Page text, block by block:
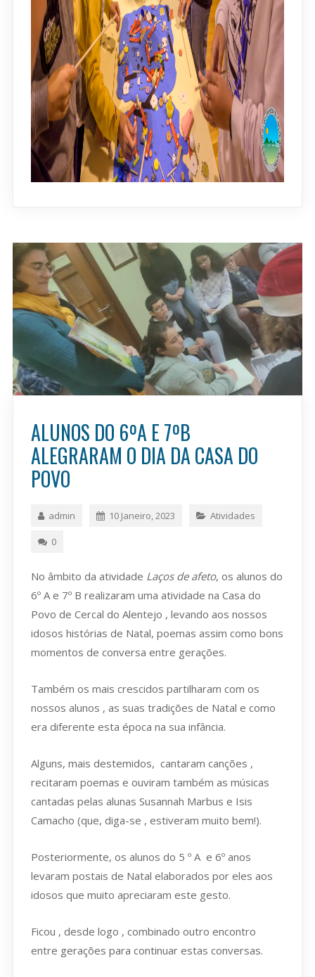
ALUNOS DO 6ºA E 7ºB
ALEGRARAM O DIA DA CASA DO
POVO
admin 10 Janeiro, 2023 Atividades
0
No âmbito da atividade Laços de afeto, os alunos do
6º A e 7º B realizaram uma atividade na Casa do
Povo de Cercal do Alentejo , levando aos nossos
idosos histórias de Natal, poemas assim como bons
momentos de conversa entre gerações.
Também os mais crescidos partilharam com os
nossos alunos , as suas tradições de Natal e como
era diferente esta época na sua infância.
Alguns, mais destemidos, cantaram canções ,
recitaram poemas e ouviram também as músicas
cantadas pelas alunas Susannah Marbus e Isis
Camacho (que, diga-se , estiveram muito bem!).
Posteriormente, os alunos do 5 º A e 6º anos
levaram postais de Natal elaborados por eles aos
idosos que muito apreciaram este gesto.
Ficou , desde logo , combinado outro encontro
entre gerações para continuar estas conversas.